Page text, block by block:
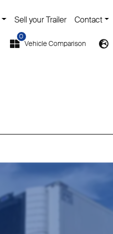
Vehicle Comparison
0
Sell your Trailer Contact